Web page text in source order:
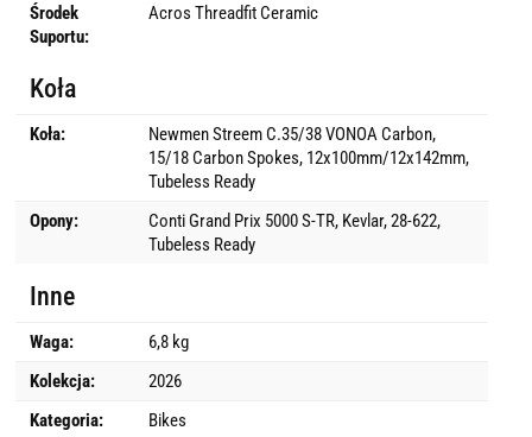
Środek
Suportu:
Acros Threadfit Ceramic
Koła
Koła:
Newmen Streem C.35/38 VONOA Carbon,
15/18 Carbon Spokes, 12x100mm/12x142mm,
Tubeless Ready
Opony:
Conti Grand Prix 5000 S-TR, Kevlar, 28-622,
Tubeless Ready
Inne
Waga:
6,8 kg
Kolekcja:
2026
Kategoria:
Bikes